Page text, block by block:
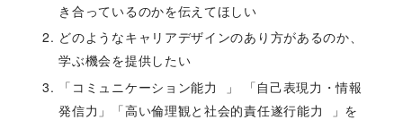
き合っているのかを伝えてほしい
どのようなキャリアデザインのあり方があるのか、
学ぶ機会を提供したい
「コミュニケーション能力 」 「自己表現力・情報
発信力」「高い倫理観と社会的責任遂行能力 」を